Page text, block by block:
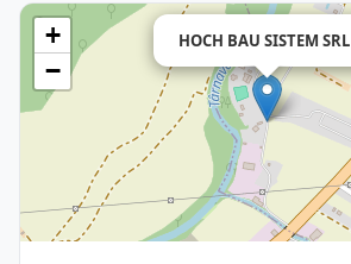
HOCH BAU SISTEM SRL
+
−